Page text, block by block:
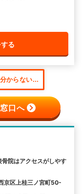
る
からない...
口へ
院はアクセスがしやす
京区上桂三ノ宮町50-